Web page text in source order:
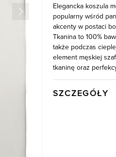
Elegancka koszula
popularny wśród
akcenty w postaci
Tkanina to 100%
także podczas
element męskiej
tkaninę oraz
SZCZEGÓŁY